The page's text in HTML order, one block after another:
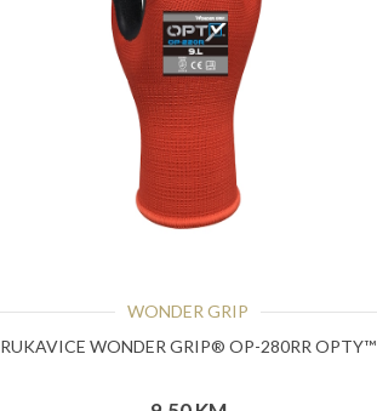
WONDER GRIP
RUKAVICE WONDER GRIP® OP-280RR OPTY™